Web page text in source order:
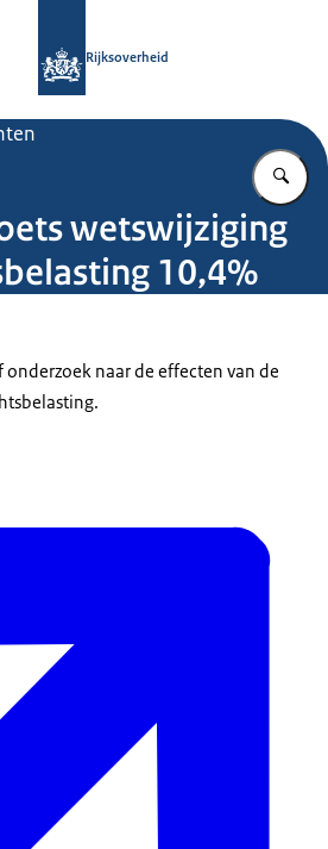
Rijksoverheid
wetswijziging
10,4%
naar de effecten van de